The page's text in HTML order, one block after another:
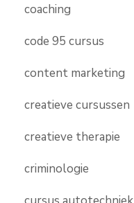
coaching
code 95 cursus
content marketing
creatieve cursussen
creatieve therapie
criminologie